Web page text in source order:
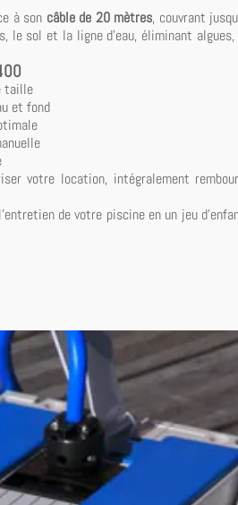
à son câble de 20 mètres, couvrant
le sol et la ligne d'eau, éliminant
taille
et fond
votre location, intégralement
de votre piscine en un jeu